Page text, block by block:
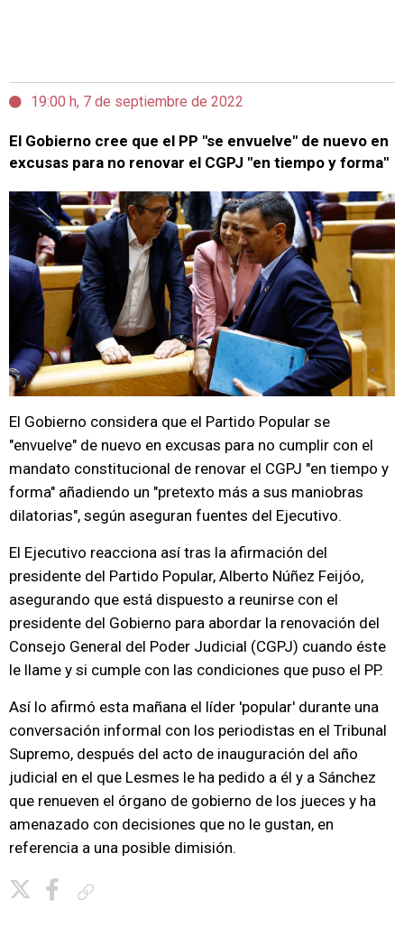
19:00 h, 7 de septiembre de 2022
El Gobierno cree que el PP "se envuelve" de nuevo en
excusas para no renovar el CGPJ "en tiempo y forma"
El Gobierno considera que el Partido Popular se
"envuelve" de nuevo en excusas para no cumplir con el
mandato constitucional de renovar el CGPJ "en tiempo y
forma" añadiendo un "pretexto más a sus maniobras
dilatorias", según aseguran fuentes del Ejecutivo.
El Ejecutivo reacciona así tras la afirmación del
presidente del Partido Popular, Alberto Núñez Feijóo,
asegurando que está dispuesto a reunirse con el
presidente del Gobierno para abordar la renovación del
Consejo General del Poder Judicial (CGPJ) cuando éste
le llame y si cumple con las condiciones que puso el PP.
Así lo afirmó esta mañana el líder 'popular' durante una
conversación informal con los periodistas en el Tribunal
Supremo, después del acto de inauguración del año
judicial en el que Lesmes le ha pedido a él y a Sánchez
que renueven el órgano de gobierno de los jueces y ha
amenazado con decisiones que no le gustan, en
referencia a una posible dimisión.